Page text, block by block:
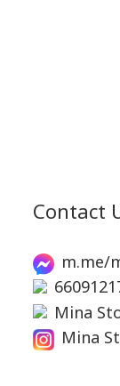
Contact
m.me/
Mina
Mina